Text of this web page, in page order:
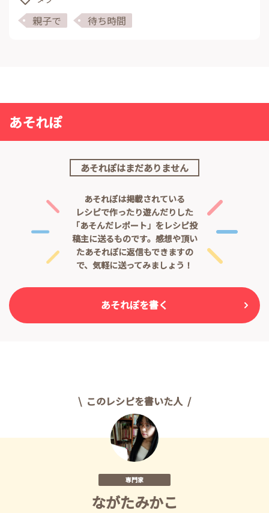
親子で 待ち時間
あそれぽ
あそれぽはまだありません
あそれぽは掲載されている
レシピで作ったり遊んだりした
「あそんだレポート」をレシピ投
稿主に送るものです。 感想や頂い
たあそれぽに返信もできますの
で、気軽に送ってみましょう！
あそれぽを書く
このレシピを書いた人
専門家
ながたみかこ